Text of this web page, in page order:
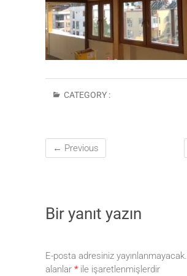
CATEGORY :
← Previous
Bir yanıt yazın
E-posta adresiniz yayınlanmayacak.
alanlar * ile işaretlenmişlerdir